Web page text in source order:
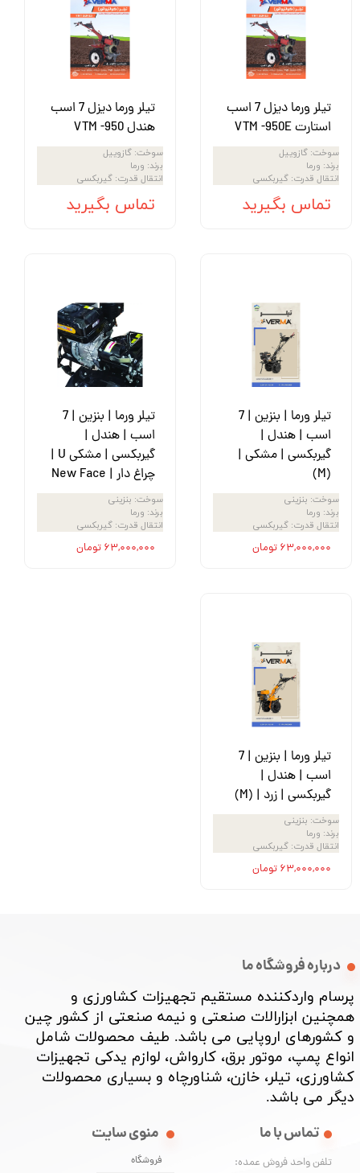
تیلر ورما دیزل 7 اسب
استارت VTM -950E
سوخت: گازوییل
برند: ورما
انتقال قدرت: گیربکسی
تماس بگیرید
تیلر ورما دیزل 7 اسب
هندل VTM -950
سوخت: گازوییل
برند: ورما
انتقال قدرت: گیربکسی
تماس بگیرید
تیلر ورما | بنزین | 7
اسب | هندل |
گیربکسی | مشکی |
(M)
سوخت: بنزینی
برند: ورما
انتقال قدرت: گیربکسی
۶۳,۰۰۰,۰۰۰ تومان
تیلر ورما | بنزین | 7
اسب | هندل |
گیربکسی | مشکی U |
چراغ دار | New Face
سوخت: بنزینی
برند: ورما
انتقال قدرت: گیربکسی
۶۳,۰۰۰,۰۰۰ تومان
تیلر ورما | بنزین | 7
اسب | هندل |
گیربکسی | زرد | (M)
سوخت: بنزینی
برند: ورما
انتقال قدرت: گیربکسی
۶۳,۰۰۰,۰۰۰ تومان
درباره فروشگاه ما
پرسام واردکننده مستقیم تجهیزات کشاورزی و
همچنین ابزارالات صنعتی و نیمه صنعتی از کشور چین
و کشورهای اروپایی می باشد. طیف محصولات شامل
انواع پمپ، موتور برق، کارواش، لوازم یدکی تجهیزات
کشاورزی، تیلر، خازن، شناورچاه و بسیاری محصولات
دیگر می باشد. ​​​​​​​
منوی سایت
فروشگاه
تماس با ما
تلفن واحد فروش عمده: